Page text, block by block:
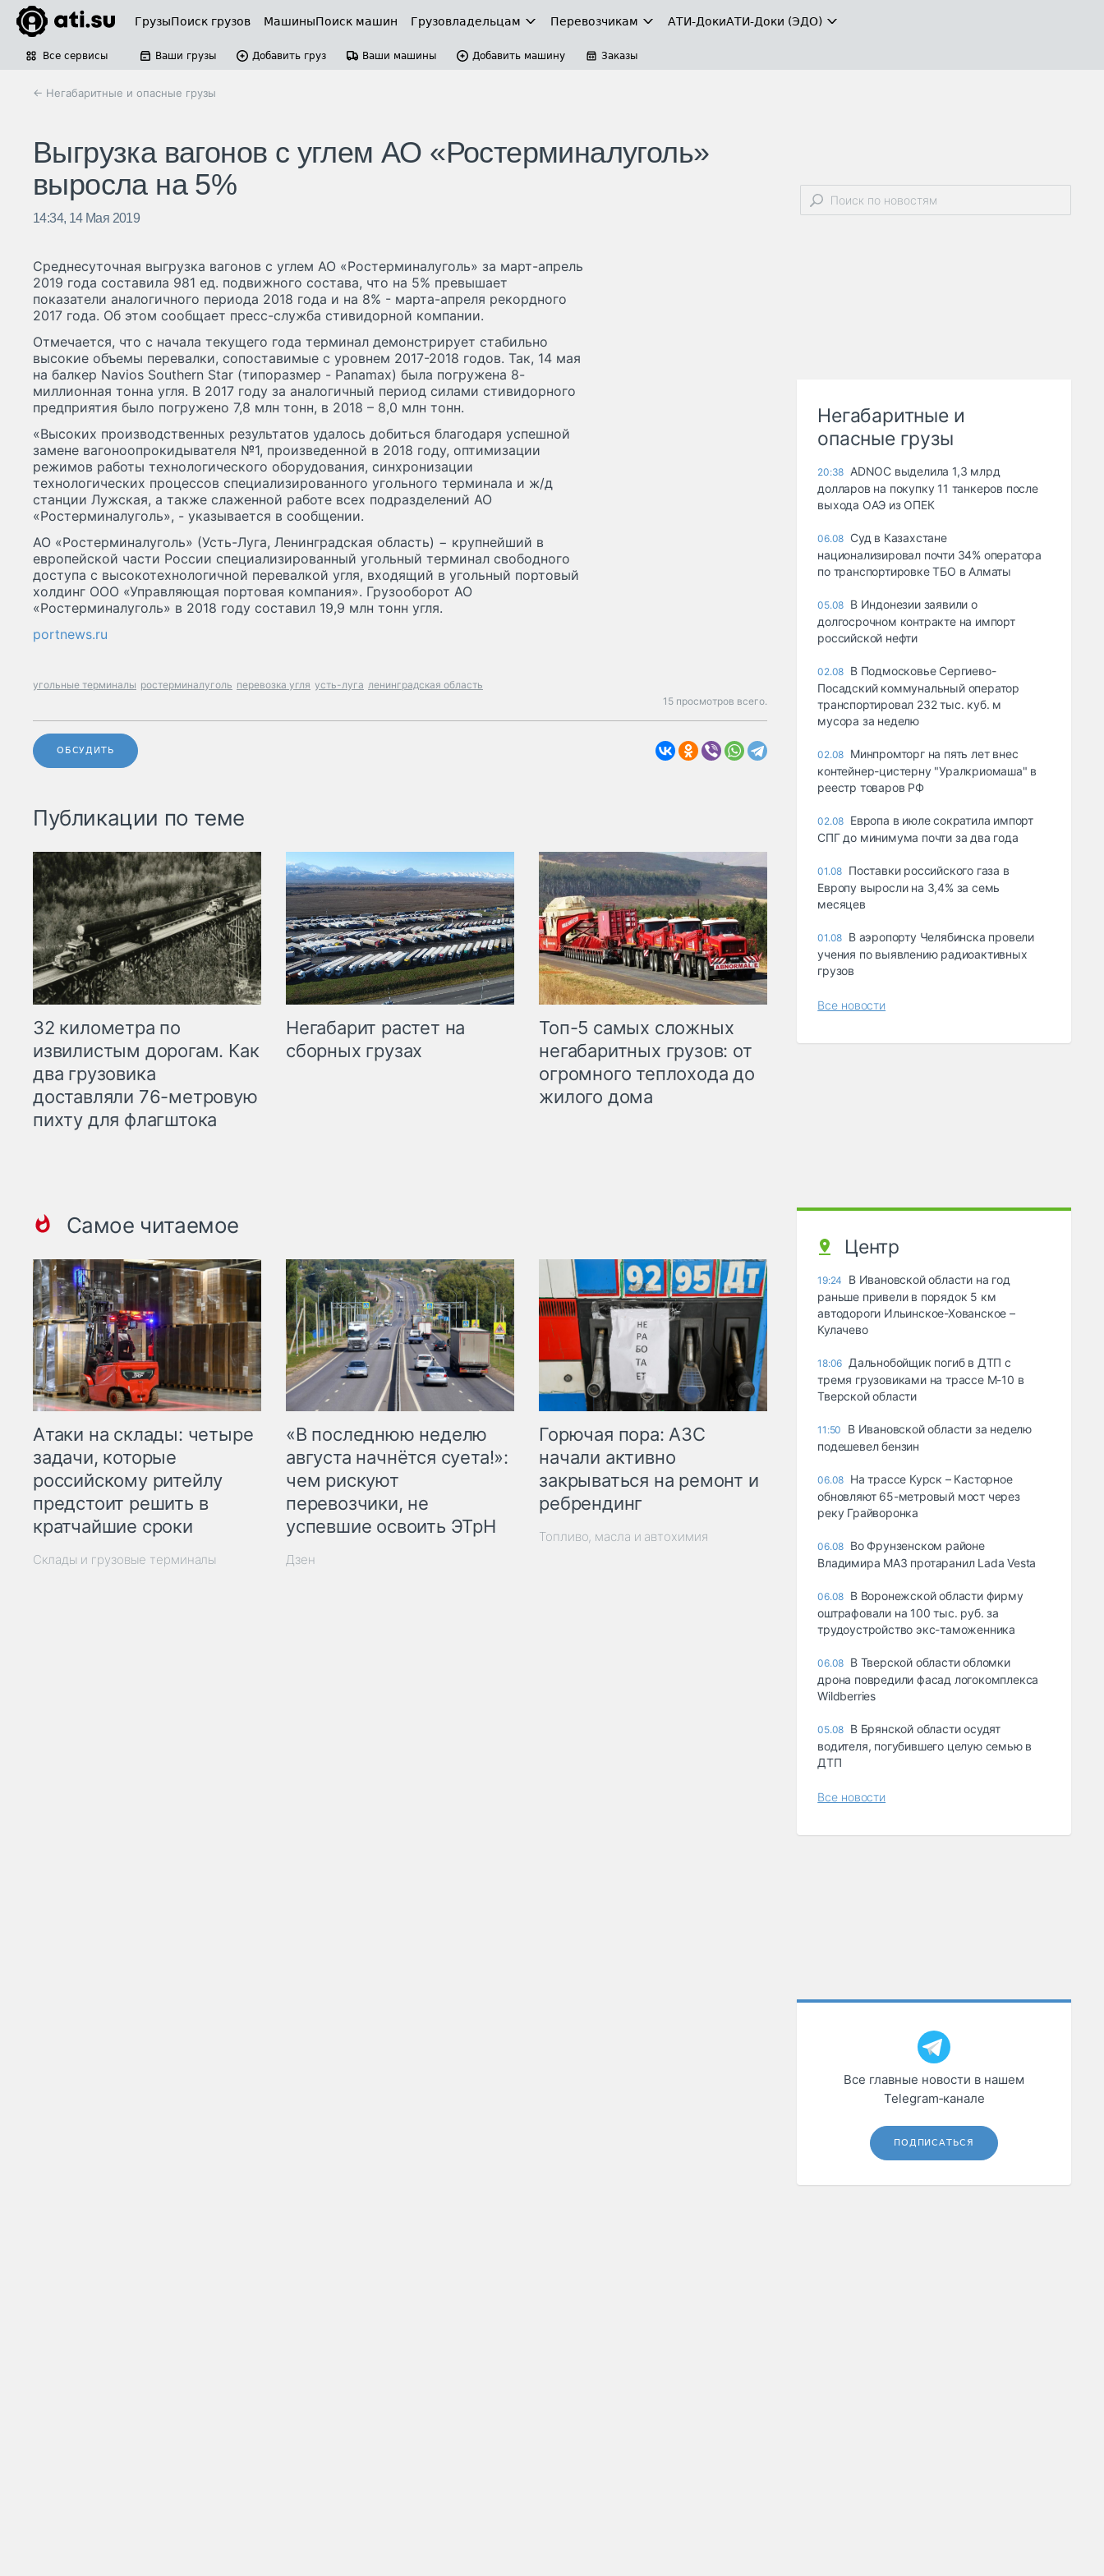
ГрузыПоиск грузов МашиныПоиск машин Грузовладельцам Перевозчикам АТИ-ДокиАТИ-Доки (ЭДО)
Все сервисы Ваши грузы Добавить груз Ваши машины Добавить машину Заказы
← Негабаритные и опасные грузы
Выгрузка вагонов с углем АО «Ростерминалуголь»
выросла на 5%
14:34, 14 Мая 2019
Среднесуточная выгрузка вагонов с углем АО «Ростерминалуголь» за март-апрель
2019 года составила 981 ед. подвижного состава, что на 5% превышает
показатели аналогичного периода 2018 года и на 8% - марта-апреля рекордного
2017 года. Об этом сообщает пресс-служба стивидорной компании.
Отмечается, что с начала текущего года терминал демонстрирует стабильно
высокие объемы перевалки, сопоставимые с уровнем 2017-2018 годов. Так, 14 мая
на балкер Navios Southern Star (типоразмер - Panamax) была погружена 8-
миллионная тонна угля. В 2017 году за аналогичный период силами стивидорного
предприятия было погружено 7,8 млн тонн, в 2018 – 8,0 млн тонн.
«Высоких производственных результатов удалось добиться благодаря успешной
замене вагоноопрокидывателя №1, произведенной в 2018 году, оптимизации
режимов работы технологического оборудования, синхронизации
технологических процессов специализированного угольного терминала и ж/д
станции Лужская, а также слаженной работе всех подразделений АО
«Ростерминалуголь», - указывается в сообщении.
АО «Ростерминалуголь» (Усть-Луга, Ленинградская область) − крупнейший в
европейской части России специализированный угольный терминал свободного
доступа с высокотехнологичной перевалкой угля, входящий в угольный портовый
холдинг ООО «Управляющая портовая компания». Грузооборот АО
«Ростерминалуголь» в 2018 году составил 19,9 млн тонн угля.
portnews.ru
угольные терминалы ростерминалуголь перевозка угля усть-луга ленинградская область
15 просмотров всего.
ОБСУДИТЬ
Публикации по теме
32 километра по
извилистым дорогам. Как
два грузовика
доставляли 76-метровую
пихту для флагштока
Негабарит растет на
сборных грузах
Топ-5 самых сложных
негабаритных грузов: от
огромного теплохода до
жилого дома
Самое читаемое
Атаки на склады: четыре
задачи, которые
российскому ритейлу
предстоит решить в
кратчайшие сроки
Склады и грузовые терминалы
«В последнюю неделю
августа начнётся суета!»:
чем рискуют
перевозчики, не
успевшие освоить ЭТрН
Дзен
Горючая пора: АЗС
начали активно
закрываться на ремонт и
ребрендинг
Топливо, масла и автохимия
Негабаритные и
опасные грузы
20:38 ADNOC выделила 1,3 млрд
долларов на покупку 11 танкеров после
выхода ОАЭ из ОПЕК
06.08 Суд в Казахстане
национализировал почти 34% оператора
по транспортировке ТБО в Алматы
05.08 В Индонезии заявили о
долгосрочном контракте на импорт
российской нефти
02.08 В Подмосковье Сергиево-
Посадский коммунальный оператор
транспортировал 232 тыс. куб. м
мусора за неделю
02.08 Минпромторг на пять лет внес
контейнер-цистерну "Уралкриомаша" в
реестр товаров РФ
02.08 Европа в июле сократила импорт
СПГ до минимума почти за два года
01.08 Поставки российского газа в
Европу выросли на 3,4% за семь
месяцев
01.08 В аэропорту Челябинска провели
учения по выявлению радиоактивных
грузов
Все новости
Центр
19:24
В Ивановской области на год
раньше привели в порядок 5 км
автодороги Ильинское-Хованское –
Кулачево
18:06 Дальнобойщик погиб в ДТП с
тремя грузовиками на трассе М-10 в
Тверской области
11:50
В Ивановской области за неделю
подешевел бензин
06.08 На трассе Курск – Касторное
обновляют 65-метровый мост через
реку Грайворонка
06.08 Во Фрунзенском районе
Владимира МАЗ протаранил Lada Vesta
06.08 В Воронежской области фирму
оштрафовали на 100 тыс. руб. за
трудоустройство экс-таможенника
06.08 В Тверской области обломки
дрона повредили фасад логокомплекса
Wildberries
05.08 В Брянской области осудят
водителя, погубившего целую семью в
ДТП
Все новости
Все главные новости в нашем
Telegram‑канале
ПОДПИСАТЬСЯ